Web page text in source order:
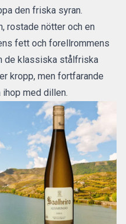
den friska syran.
rostade nötter och en
fett och forellrommens
de klassiska stålfriska
kropp, men fortfarande
med dillen.